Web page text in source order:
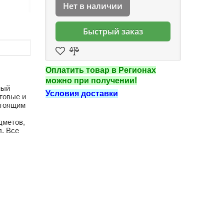
и
Все
Нет в наличии
Быстрый заказ
Оплатить товар в Регионах
можно при получении!
Условия доставки